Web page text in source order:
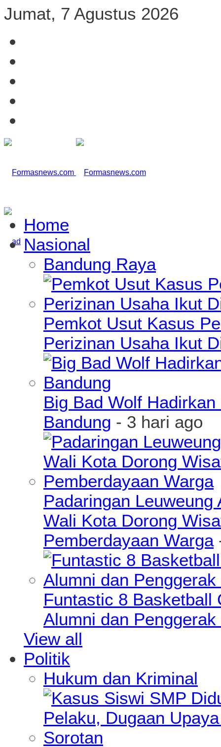
Jumat, 7 Agustus 2026
Home
Nasional
Bandung Raya
Pemkot Usut Kasus
Perizinan Usaha Ikut
Big Bad Wolf
Bandung - 3 hari ago
Padaringan
Wali Kota Dorong
Pemberdayaan Warga
Funtastic 8 Basketball
Alumni dan
View all
Politik
Hukum dan Kriminal